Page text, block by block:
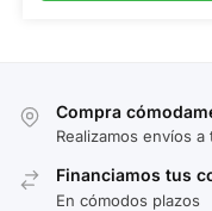
Compra
Realizamos envíos a
Financiamos tus
En cómodos plazos